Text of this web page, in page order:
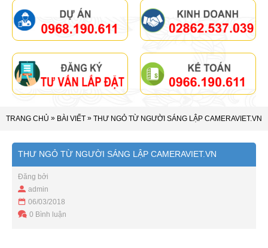
TRANG CHỦ » BÀI VIẾT » THƯ NGỎ TỪ NGƯỜI SÁNG LẬP CAMERAVIET.VN
THƯ NGỎ TỪ NGƯỜI SÁNG LẬP CAMERAVIET.VN
Đăng bởi
admin
06/03/2018
0 Bình luận